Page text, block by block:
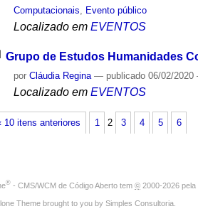
Computacionais
Evento público
Localizado em EVENTOS
Grupo de Estudos Humanidades
porCláudia Regina — publicado 06/02/2020
Localizado em EVENTOS
10 itens anteriores 1 2 3 4 5 6
® - CMS/WCM de Código Aberto tem © 2000-2026 pela
Theme brought to you by Simples Consultoria